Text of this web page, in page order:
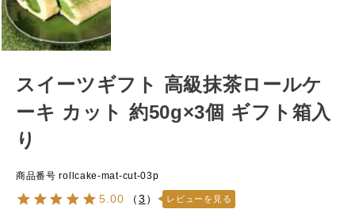
スイーツギフト 高級抹茶ロールケ
ーキ カット 約50g×3個 ギフト箱入
り
商品番号 rollcake-mat-cut-03p
5.00 （3 ） レビューを見る